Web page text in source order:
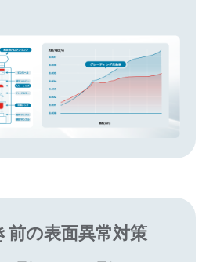
前の表面異常対策